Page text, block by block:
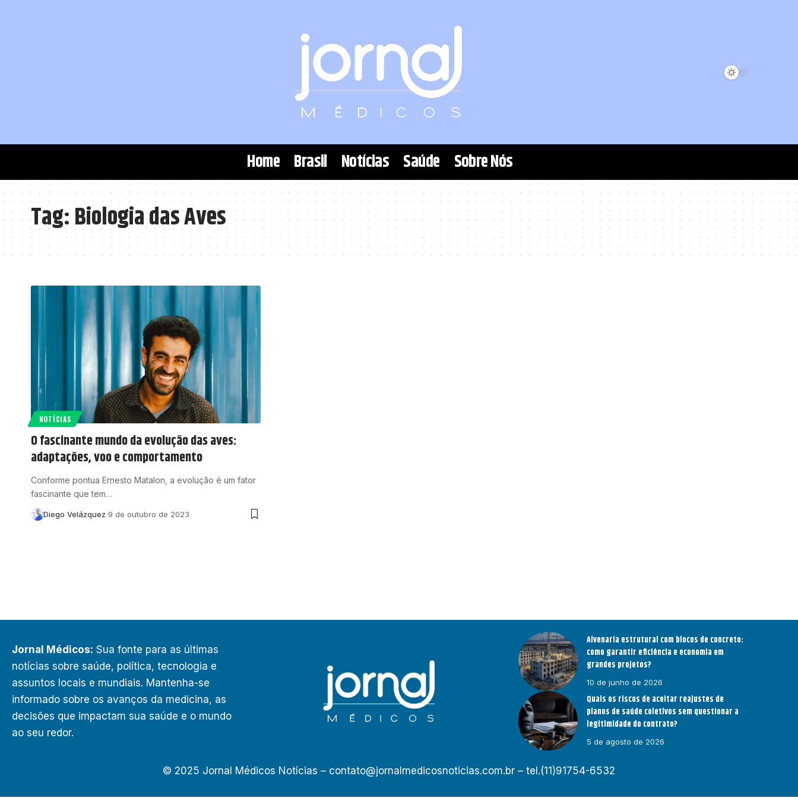
Home Brasil Notícias Saúde Sobre Nós
Tag:Biologia das Aves
NOTÍCIAS
O fascinante mundo da evolução das aves:
adaptações, voo e comportamento
Conforme pontua Ernesto Matalon, a evolução é um fator
fascinante que tem…
Diego Velázquez 9 de outubro de 2023
Jornal Médicos: Sua fonte para as últimas
notícias sobre saúde, política, tecnologia e
assuntos locais e mundiais. Mantenha-se
informado sobre os avanços da medicina, as
decisões que impactam sua saúde e o mundo
ao seu redor.
Alvenaria estrutural com blocos de concreto:
como garantir eficiência e economia em
grandes projetos?
10 de junho de 2026
Quais os riscos de aceitar reajustes de
planos de saúde coletivos sem questionar a
legitimidade do contrato?
5 de agosto de 2026
© 2025 Jornal Médicos Notícias – contato@jornalmedicosnoticias.com.br– tel.(11)91754-6532